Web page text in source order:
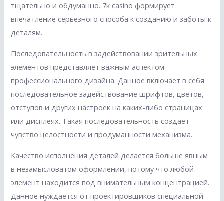
тщательно и обдуманно. 7k casino формирует
впечатление серьезного способа к созданию и заботы к
деталям.
Последовательность в задействовании зрительных
элементов представляет важным аспектом
профессионального дизайна. Данное включает в себя
последовательное задействование шрифтов, цветов,
отступов и других настроек на каких-либо страницах
или дисплеях. Такая последовательность создает
чувство целостности и продуманности механизма.
Качество исполнения деталей делается больше явным
в незамысловатом оформлении, потому что любой
элемент находится под внимательным концентрацией.
Данное нуждается от проектировщиков специальной